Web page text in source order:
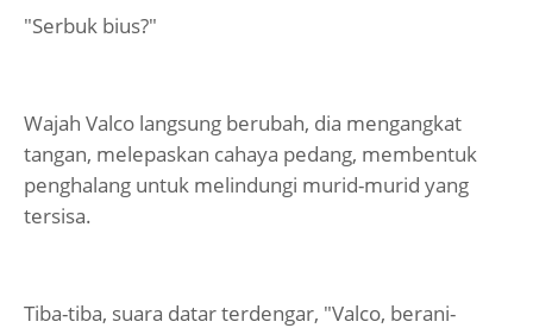
"Serbuk bius?"
Wajah Valco langsung berubah, dia mengangkat
tangan, melepaskan cahaya pedang, membentuk
penghalang untuk melindungi murid-murid yang
tersisa.
Tiba-tiba, suara datar terdengar, "Valco, berani-